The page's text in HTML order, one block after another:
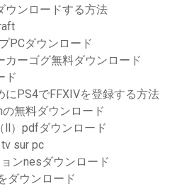
ウンロードする方法
PCダウンロード
ーゴグ無料ダウンロード
ド
PS4でFFXIVを登録する方法
無料ダウンロード
ll）pdfダウンロード
sur pc
ンnesダウンロード
ダウンロード